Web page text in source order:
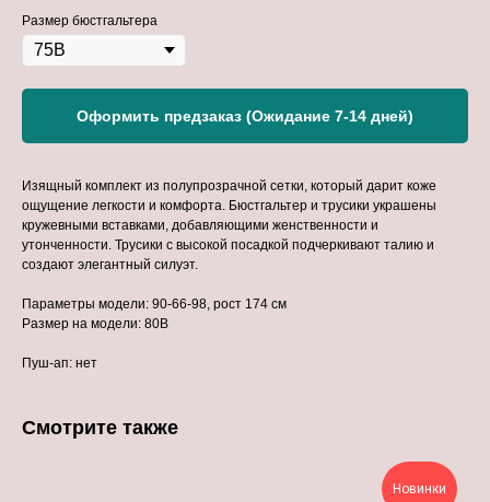
Размер бюстгальтера
Оформить предзаказ (Ожидание 7-14 дней)
Изящный комплект из полупрозрачной сетки, который дарит коже
ощущение легкости и комфорта. Бюстгальтер и трусики украшены
кружевными вставками, добавляющими женственности и
утонченности. Трусики с высокой посадкой подчеркивают талию и
создают элегантный силуэт.
Параметры модели: 90-66-98, рост 174 см
Размер на модели: 80В
Пуш-ап: нет
Смотрите также
Новинки